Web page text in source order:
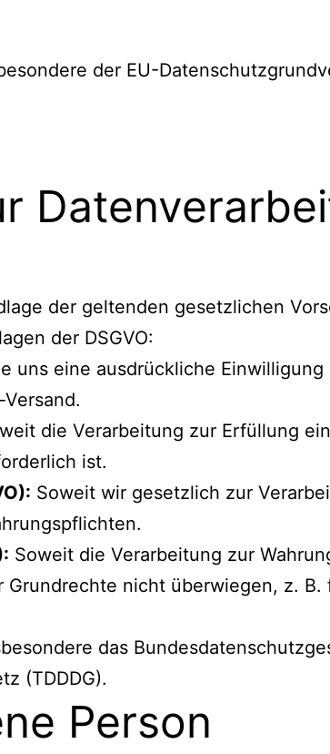
der EU-
der geltenden gesetzlichen
der DSGVO:
uns eine ausdrückliche
die Verarbeitung zur Erfüllung
ist.
Soweit wir gesetzlich zur
Soweit die Verarbeitung zur
nicht überwiegen, z.
das
(TDDDG).
Person